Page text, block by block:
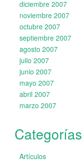
diciembre 2007
noviembre 2007
octubre 2007
septiembre 2007
agosto 2007
julio 2007
junio 2007
mayo 2007
abril 2007
marzo 2007
Categorías
Artículos